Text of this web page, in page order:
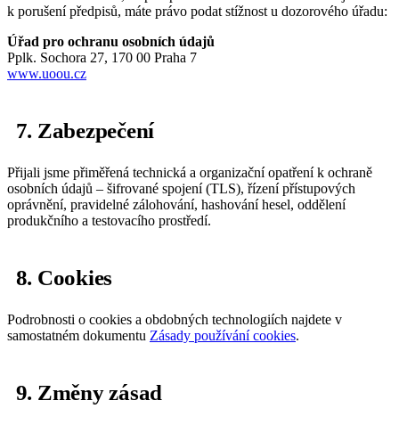
k porušení předpisů, máte právo podat stížnost u dozorového úřadu:
Úřad pro ochranu osobních údajů
Pplk. Sochora 27, 170 00 Praha 7
www.uoou.cz
7. Zabezpečení
Přijali jsme přiměřená technická a organizační opatření k ochraně
osobních údajů – šifrované spojení (TLS), řízení přístupových
oprávnění, pravidelné zálohování, hashování hesel, oddělení
produkčního a testovacího prostředí.
8. Cookies
Podrobnosti o cookies a obdobných technologiích najdete v
samostatném dokumentu Zásady používání cookies.
9. Změny zásad